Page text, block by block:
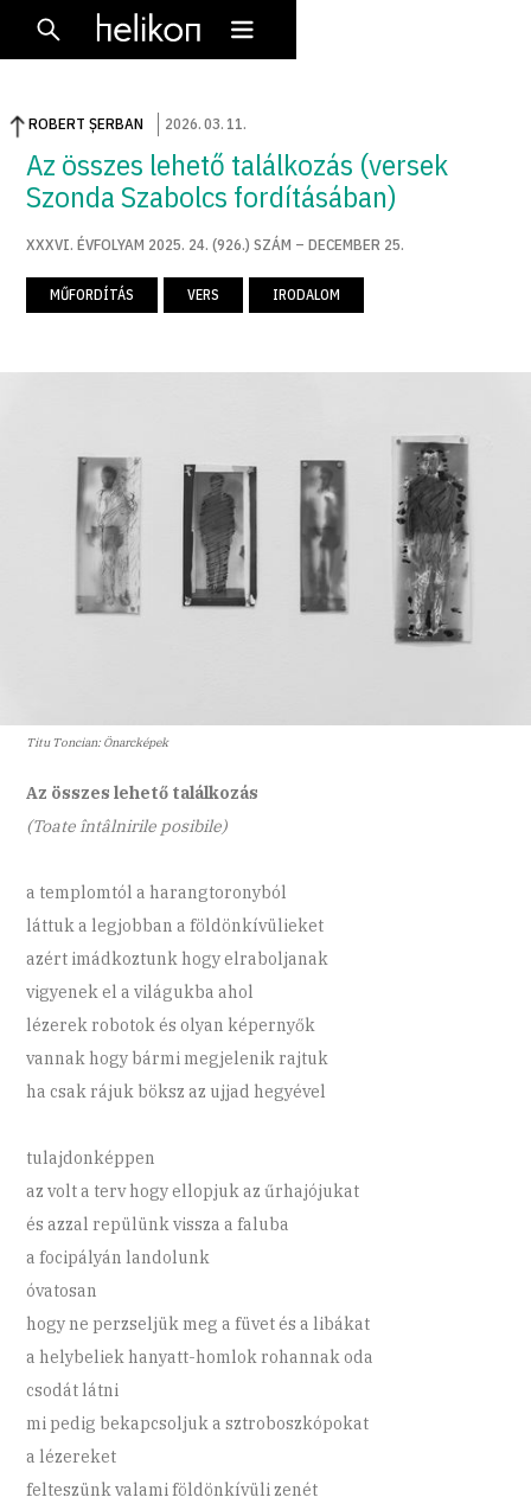
ROBERT ȘERBAN 2026.03. 11.
Az összes lehető találkozás (versek
Szonda Szabolcs fordításában)
XXXVI. ÉVFOLYAM 2025. 24. (926.) SZÁM – DECEMBER 25.
MŰFORDÍTÁS VERS IRODALOM
Titu Toncian: Önarcképek
Az összes lehető találkozás
(Toate întâlnirile posibile)
a templomtól a harangtoronyból
láttuk a legjobban a földönkívülieket
azért imádkoztunk hogy elraboljanak
vigyenek el a világukba ahol
lézerek robotok és olyan képernyők
vannak hogy bármi megjelenik rajtuk
ha csak rájuk böksz az ujjad hegyével
tulajdonképpen
az volt a terv hogy ellopjuk az űrhajójukat
és azzal repülünk vissza a faluba
a focipályán landolunk
óvatosan
hogy ne perzseljük meg a füvet és a libákat
a helybeliek hanyatt-homlok rohannak oda
csodát látni
mi pedig bekapcsoljuk a sztroboszkópokat
a lézereket
felteszünk valami földönkívüli zenét